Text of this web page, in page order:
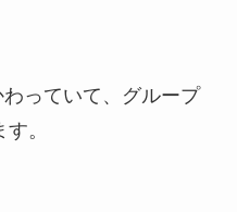
っていて、グループ
。